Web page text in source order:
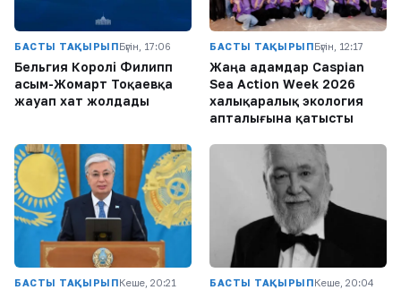
БАСТЫ ТАҚЫРЫПБүгін, 17:06
Бельгия Королі Филипп
Қасым-Жомарт Тоқаевқа
жауап хат жолдады
БАСТЫ ТАҚЫРЫПБүгін, 12:17
Жаңа адамдар Caspian
Sea Action Week 2026
халықаралық экология
апталығына қатысты
БАСТЫ ТАҚЫРЫПКеше, 20:21 БАСТЫ ТАҚЫРЫПКеше, 20:04